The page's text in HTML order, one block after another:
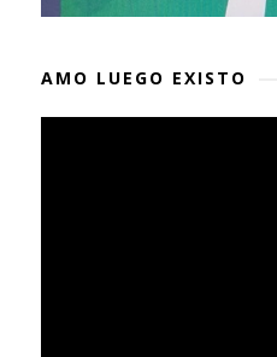
AMO LUEGO EXISTO